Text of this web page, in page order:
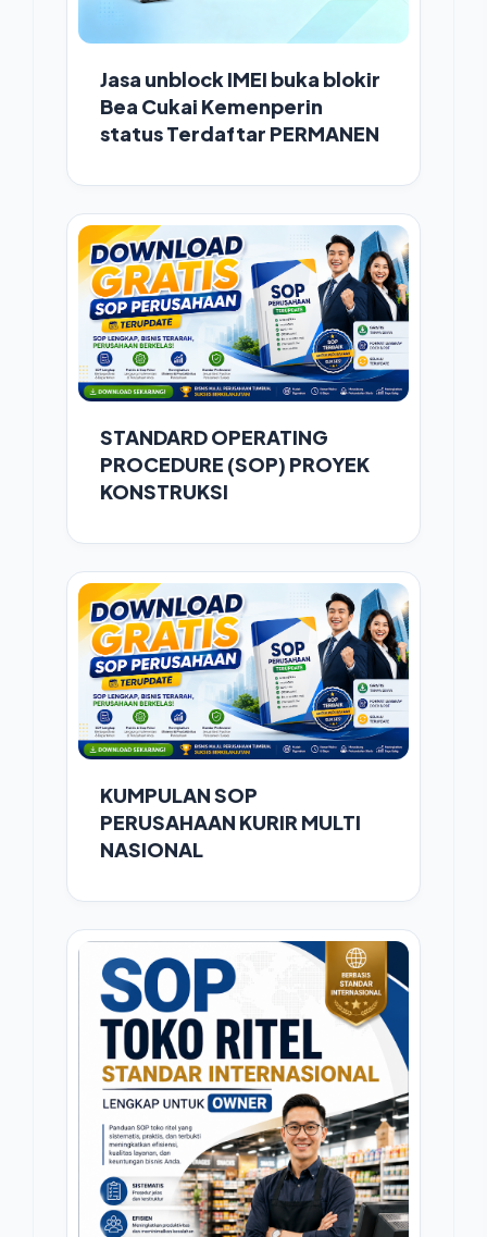
Jasa unblock IMEI buka blokir
Bea Cukai Kemenperin
status Terdaftar PERMANEN
STANDARD OPERATING
PROCEDURE (SOP) PROYEK
KONSTRUKSI
KUMPULAN SOP
PERUSAHAAN KURIR MULTI
NASIONAL